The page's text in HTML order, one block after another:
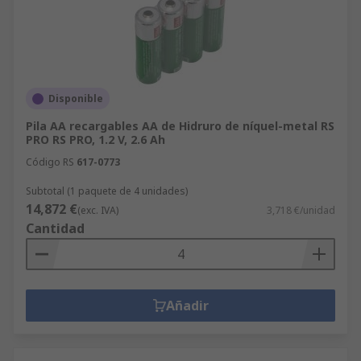
Disponible
Pila AA recargables AA de Hidruro de níquel-metal RS
PRO RS PRO, 1.2 V, 2.6 Ah
Código RS 617-0773
Subtotal (1 paquete de 4 unidades)
14,872 €(exc. IVA) 3,718 €/unidad
Cantidad
Añadir